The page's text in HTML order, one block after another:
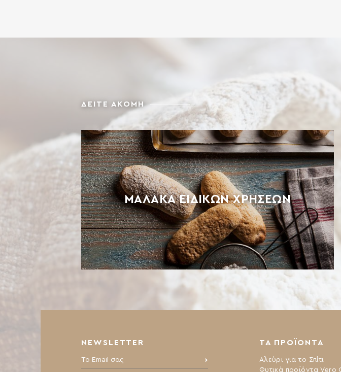
ΔΕΙΤΕ ΑΚΟΜΗ
ΜΑΛΑΚΆ ΕΙΔΙΚΏΝ ΧΡΉΣΕΩΝ
NEWSLETTER
Το Email σας:
ΤΑ ΠΡΟΪΟΝΤΑ
Αλεύρι για το Σπίτι
Φυτικά προϊόντα Vero